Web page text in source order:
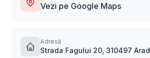
Vezi pe Google Maps
Adresă
Strada Fagului 20, 310497 Arad